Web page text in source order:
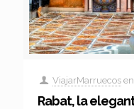
ViajarMarruecos en
Rabat, la